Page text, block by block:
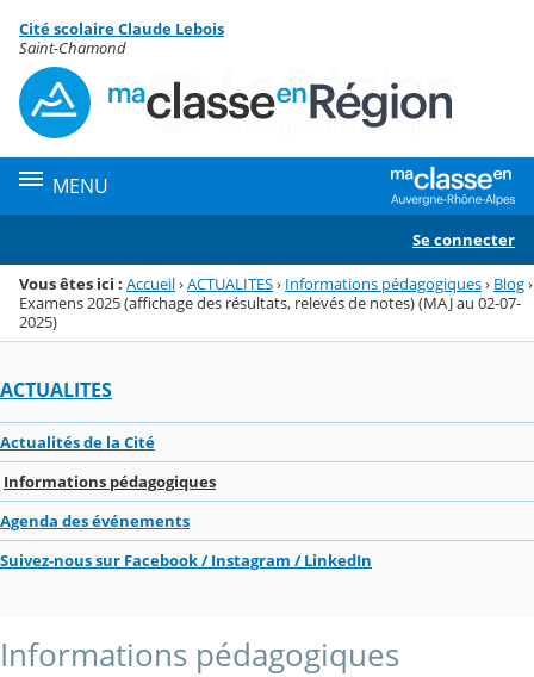
Menu de la rubrique
Contenu
Cité scolaire Claude Lebois
Saint-Chamond
MENU
Se connecter
Vous êtes ici : Accueil›ACTUALITES› Informations pédagogiques› Blog›
Examens 2025 (affichage des résultats, relevés de notes) (MAJ au 02-07-
2025)
ACTUALITES
Actualités de la Cité
Informations pédagogiques
Agenda des événements
Suivez-nous sur Facebook / Instagram / LinkedIn
Informations pédagogiques